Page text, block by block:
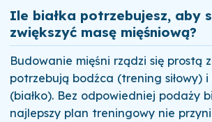
Ile białka potrzebujesz, aby
zwiększyć masę mięśniową?
Budowanie mięśni rządzi się prostą
potrzebują bodźca (trening siłowy)
(białko). Bez odpowiedniej podaży
najlepszy plan treningowy nie